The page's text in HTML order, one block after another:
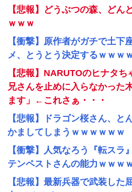
【悲報】どうぶつの森、どん
ｗｗｗ
【衝撃】原作者がガチで土下
メ、とうとう決定するｗｗｗ
【悲報】NARUTOのヒナタ
兄さんを止めに入らなかった
ます」←これさぁ・・・
【悲報】ドラゴン桜さん、と
かましてしまうｗｗｗｗｗｗ
【衝撃】人気なろう『転スラ
テンペストさんの能力ｗｗｗ
【悲報】最新兵器で武装した